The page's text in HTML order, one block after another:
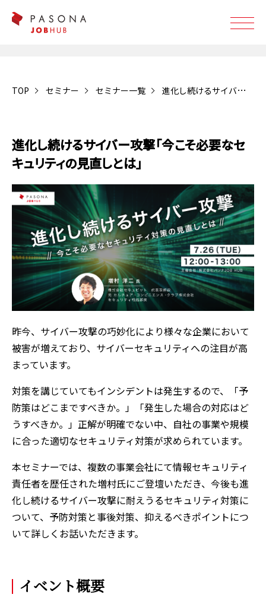
TOP セミナー セミナー一覧 進化し続けるサイバー攻撃「今こそ必要なセキュリティの見直しとは」
進化し続けるサイバー攻撃「今こそ必要なセ
キュリティの見直しとは」
昨今、サイバー攻撃の巧妙化により様々な企業において
被害が増えており、サイバーセキュリティへの注目が高
まっています。
対策を講じていてもインシデントは発生するので、「予
防策はどこまですべきか。」「発生した場合の対応はど
うすべきか。」正解が明確でない中、自社の事業や規模
に合った適切なセキュリティ対策が求められています。
本セミナーでは、複数の事業会社にて情報セキュリティ
責任者を歴任された増村氏にご登壇いただき、今後も進
化し続けるサイバー攻撃に耐えうるセキュリティ対策に
ついて、予防対策と事後対策、抑えるべきポイントにつ
いて詳しくお話いただきます。
イベント概要